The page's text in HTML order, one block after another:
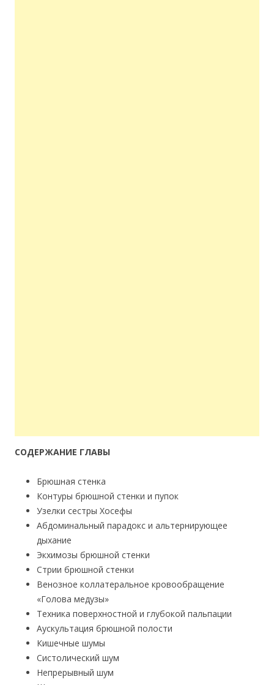
СОДЕРЖАНИЕ ГЛАВЫ
Брюшная стенка
Контуры брюшной стенки и пупок
Узелки сестры Хосефы
Абдоминальный парадокс и альтернирующее
дыхание
Экхимозы брюшной стенки
Стрии брюшной стенки
Венозное коллатеральное кровообращение
«Голова медузы»
Техника поверхностной и глубокой пальпации
Аускультация брюшной полости
Кишечные шумы
Систолический шум
Непрерывный шум